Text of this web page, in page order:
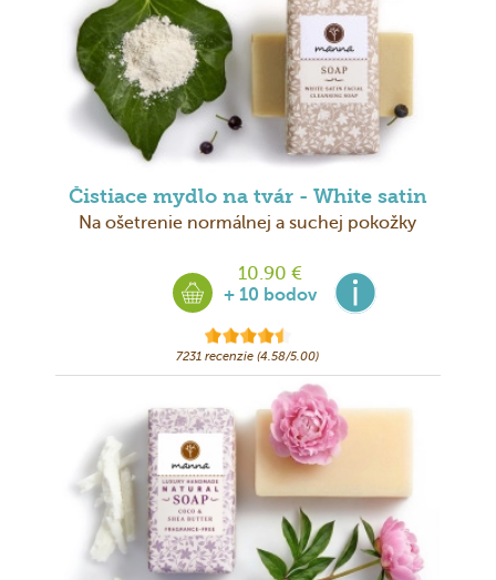
Čistiace mydlo na tvár - White satin
Na ošetrenie normálnej a suchej pokožky
10.90 €
+ 10 bodov
7231 recenzie (4.58/5.00)